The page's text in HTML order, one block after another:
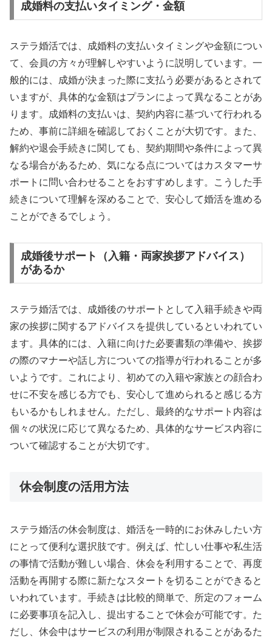
成婚料の支払いタイミング・金額
ステラ婚活では、成婚料の支払いタイミングや金額につい
て、会員の方々が理解しやすいように説明しています。一
般的には、成婚が決まった際に支払う必要があるとされて
いますが、具体的な金額はプランによって異なることがあ
ります。成婚料の支払いは、契約内容に基づいて行われる
ため、事前に詳細を確認しておくことが大切です。また、
解約や退会手続きに関しても、契約期間や条件によって異
なる場合があるため、気になる点についてはカスタマーサ
ポートに問い合わせることをおすすめします。こうした手
続きについて理解を深めることで、安心して婚活を進める
ことができるでしょう。
成婚後サポート（入籍・両家挨拶アドバイス）
があるか
ステラ婚活では、成婚後のサポートとして入籍手続きや両
家の挨拶に関するアドバイスを提供しているといわれてい
ます。具体的には、入籍に向けた必要書類の準備や、挨拶
の際のマナーや話し方についての指導が行われることが多
いようです。これにより、初めての入籍や家族との顔合わ
せに不安を感じる方でも、安心して進められると感じる方
もいるかもしれません。ただし、最終的なサポート内容は
個々の状況に応じて異なるため、具体的なサービス内容に
ついて確認することが大切です。
休会制度の活用方法
ステラ婚活の休会制度は、婚活を一時的にお休みしたい方
にとって便利な選択肢です。例えば、忙しい仕事や私生活
の事情で活動が難しい場合、休会を利用することで、再度
活動を再開する際に新たなスタートを切ることができると
いわれています。手続きは比較的簡単で、所定のフォーム
に必要事項を記入し、提出することで休会が可能です。た
だし、休会中はサービスの利用が制限されることがあるた